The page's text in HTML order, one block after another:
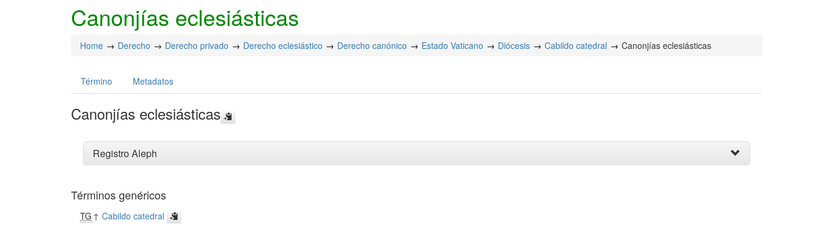
Canonjías eclesiásticas
Home Derecho Derecho privado Derecho eclesiástico Derecho canónico Estado Vaticano Diócesis Cabildo catedral Canonjías eclesiásticas
Término Metadatos
Canonjías eclesiásticas
Registro Aleph
Términos genéricos
TG ↑Cabildo catedral